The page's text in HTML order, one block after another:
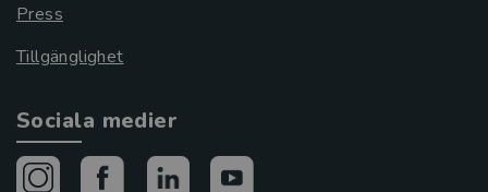
Press
Tillgänglighet
Sociala medier